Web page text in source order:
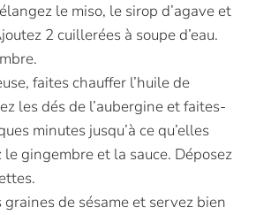
le miso, le sirop d’agave et
2 cuillerées à soupe d’eau.
faites chauffer l’huile de
les dés de l’aubergine et faites-
minutes jusqu’à ce qu’elles
gingembre et la sauce. Déposez
graines de sésame et servez bien